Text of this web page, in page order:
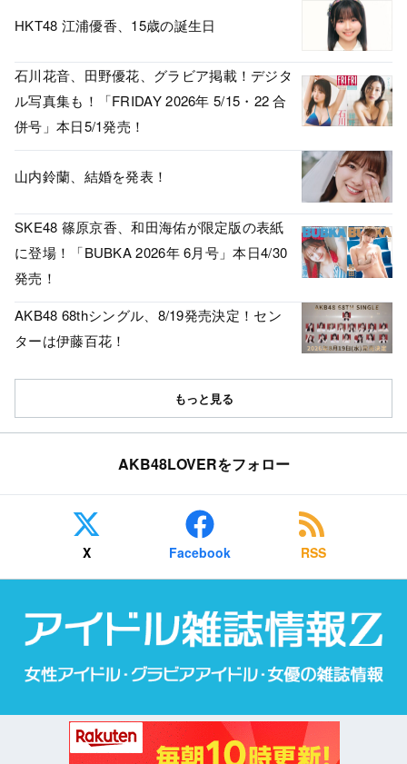
HKT48 江浦優香、15歳の誕生日
石川花音、田野優花、グラビア掲載！デジタ
ル写真集も！「FRIDAY 2026年 5/15・22 合
併号」本日5/1発売！
山内鈴蘭、結婚を発表！
SKE48 篠原京香、和田海佑が限定版の表紙
に登場！「BUBKA 2026年 6月号」本日4/30
発売！
AKB48 68thシングル、8/19発売決定！セン
ターは伊藤百花！
もっと見る
AKB48LOVERをフォロー
X Facebook RSS